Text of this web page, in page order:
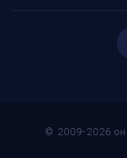
© 2009-2026